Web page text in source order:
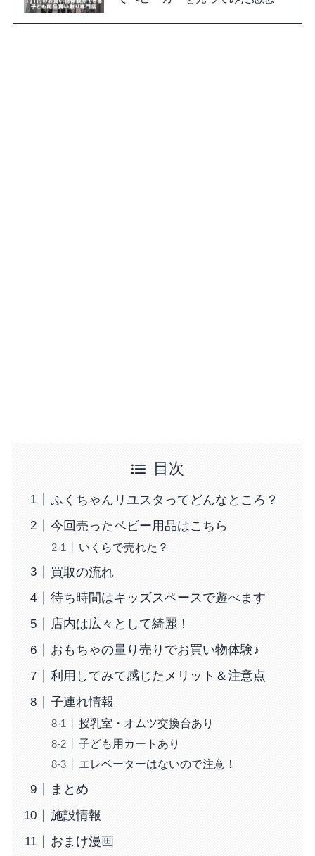
目次
ふくちゃんリユスタってどんなところ？
今回売ったベビー用品はこちら
いくらで売れた？
買取の流れ
待ち時間はキッズスペースで遊べます
店内は広々として綺麗！
おもちゃの量り売りでお買い物体験♪
利用してみて感じたメリット＆注意点
子連れ情報
授乳室・オムツ交換台あり
子ども用カートあり
エレベーターはないので注意！
まとめ
施設情報
おまけ漫画